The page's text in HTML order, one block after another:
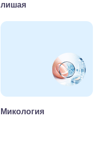
лишая
Микология